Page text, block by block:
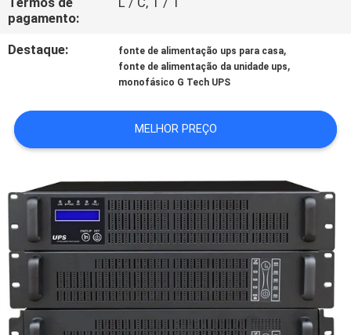
NOTÍCIAS
SOLICITE UM
ORÇAMENTO
MAPA
DO
SITE
POLÍTICA
DE
PRIVACIDADE
pagamento:
Destaque: fonte de alimentação ups para casa,
fonte de alimentação da unidade ups,
monofásico G Tech UPS
MELHOR PREÇO